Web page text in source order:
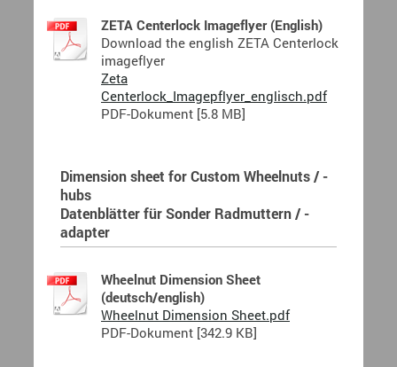
ZETA Centerlock Imageflyer (English)
Download the english ZETA Centerlock
imageflyer
Zeta
Centerlock_Imagepflyer_englisch.pdf
PDF-Dokument [5.8 MB]
Dimension sheet for Custom Wheelnuts / -
hubs
Datenblätter für Sonder Radmuttern / -
adapter
Wheelnut Dimension Sheet
(deutsch/english)
Wheelnut Dimension Sheet.pdf
PDF-Dokument [342.9 KB]